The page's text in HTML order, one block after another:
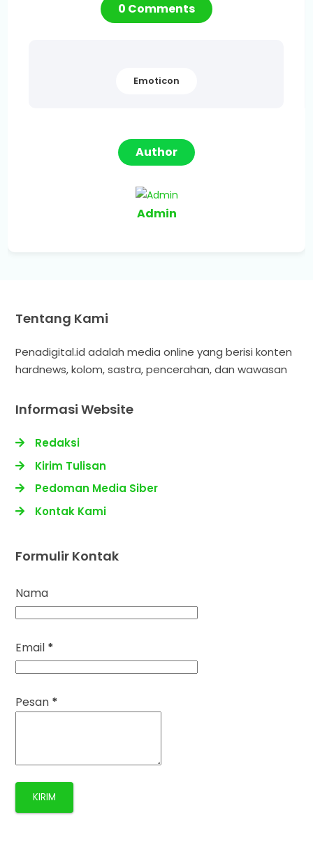
0 Comments
Emoticon
Author
Admin
Tentang Kami
Penadigital.id adalah media online yang berisi konten
hardnews, kolom, sastra, pencerahan, dan wawasan
Informasi Website
Redaksi
Kirim Tulisan
Pedoman Media Siber
Kontak Kami
Formulir Kontak
Nama
Email *
Pesan *